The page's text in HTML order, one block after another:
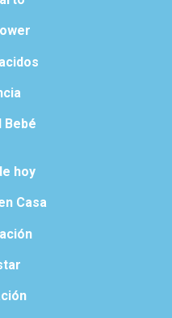
Bebé
hoy
Casa